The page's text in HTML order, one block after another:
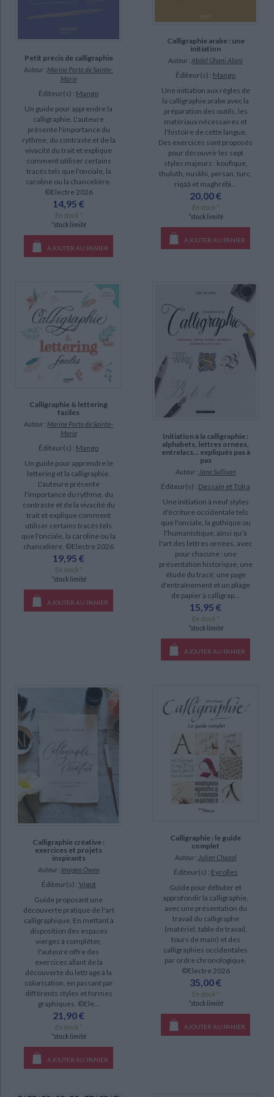
livre (61)
SÉRIE
A l'encre de Chine (1)
AWL : the Ashley Wood library : investigation (1)
DISPONIBILITÉ
epuise (85)
manquant (4)
Petit précis de calligraphie
Auteur : Marine Porte de Sainte-
Marie
Éditeur(s) : Mango
Un guide pour apprendre la
calligraphie. L'auteure
présente l'importance du
rythme, du contraste et de la
vivacité du trait et explique
comment utiliser certains
tracés tels que l'onciale, la
caroline ou la chancelière.
©Electre 2026
14,95 €
En stock *
*stock limité
AJOUTER AU PANIER
Calligraphie arabe : une
initiation
Auteur :Abdel Ghani Alani
Éditeur(s) : Mango
Une initiation aux règles de
la calligraphie arabe avec la
préparation des outils, les
matériaux nécessaires et
l'histoire de cette langue.
Des exercices sont proposés
pour découvrir les sept
styles majeurs : koufique,
thuluth, nuskhi, persan, turc,
riqââ et maghrébi...
20,00 €
En stock *
*stock limité
AJOUTER AU PANIER
Calligraphie & lettering
faciles
Auteur : Marine Porte de Sainte-
Marie
Éditeur(s) : Mango
Un guide pour apprendre le
lettering et la calligraphie.
L'auteure présente
l'importance du rythme, du
contraste et de la vivacité du
trait et explique comment
utiliser certains tracés tels
que l'onciale, la caroline ou la
chancelière. ©Electre 2026
19,95 €
En stock *
*stock limité
AJOUTER AU PANIER
Initiation à la calligraphie :
alphabets, lettres ornées,
entrelacs... expliqués pas à
pas
Auteur : Jane Sullivan
Éditeur(s) : Dessain et Tolra
Une initiation à neuf styles
d'écriture occidentale tels
que l'onciale, la gothique ou
l'humanistique, ainsi qu'à
l'art des lettres ornées, avec
pour chacune : une
présentation historique, une
étude du tracé, une page
d'entraînement et un pliage
de papier à calligrap...
15,95 €
En stock *
*stock limité
AJOUTER AU PANIER
Calligraphie créative :
exercices et projets
inspirants
Auteur : Imogen Owen
Éditeur(s) : Vigot
Guide proposant une
découverte pratique de l'art
calligraphique. En mettant à
disposition des espaces
vierges à compléter,
l'auteure offre des
exercices allant de la
découverte du lettrage à la
colorisation, en passant par
différents styles et formes
graphiques. ©Ele...
21,90 €
En stock *
*stock limité
AJOUTER AU PANIER
Calligraphie : le guide
complet
Auteur : Julien Chazal
Éditeur(s) : Eyrolles
Guide pour débuter et
approfondir la calligraphie,
avec une présentation du
travail du calligraphe
(matériel, table de travail,
tours de main) et des
calligraphies occidentales
par ordre chronologique.
©Electre 2026
35,00 €
En stock *
*stock limité
AJOUTER AU PANIER